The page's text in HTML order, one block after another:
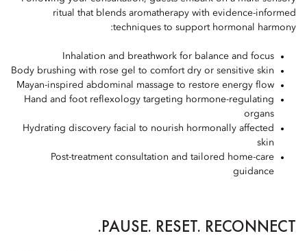
ritual that blends aromatherapy with evidence-informed
techniques to support hormonal harmony:
Inhalation and breathwork for balance and focus
Body brushing with rose gel to comfort dry or sensitive skin
Mayan-inspired abdominal massage to restore energy flow
Hand and foot reflexology targeting hormone-regulating
organs
Hydrating discovery facial to nourish hormonally affected
skin
Post-treatment consultation and tailored home-care
guidance
PAUSE. RESET. RECONNECT.